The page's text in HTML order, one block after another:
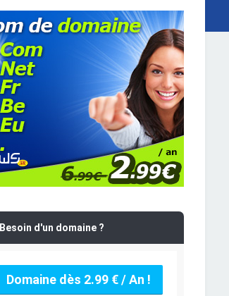
Besoin d'un domaine ?
Domaine dès 2.99 € / An !